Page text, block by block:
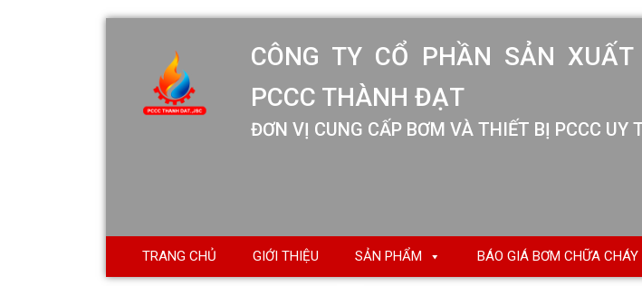
CÔNG TY CỔ PHẦN SẢN
PCCC THÀNH ĐẠT
ĐƠN VỊ CUNG CẤP BƠM VÀ THIẾT BỊ PCCC UY
TRANG CHỦ GIỚI THIỆU SẢN PHẨM BÁO GIÁ BƠM CHỮA CHÁY